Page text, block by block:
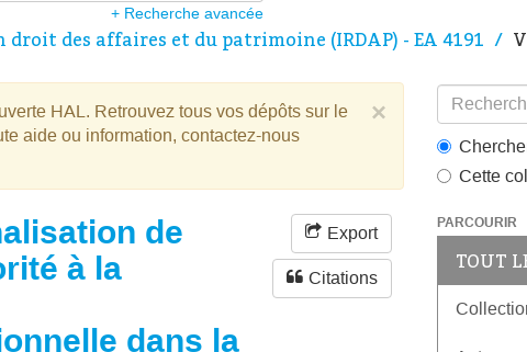
+ Recherche avancée
des affaires et du patrimoine (IRDAP) - EA 4191
×
HAL. Retrouvez tous vos dépôts sur le
aide ou information, contactez-nous
de
à la
dans la
Export
Citations
Cette
PARCOURIR
TOUT